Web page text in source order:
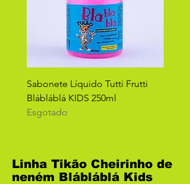
Sabonete Líquido Tutti Frutti
Blábláblá KIDS 250ml
Esgotado
Linha Tikão Cheirinho de
neném Blábláblá Kids